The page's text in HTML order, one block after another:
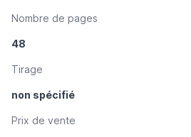
Nombre de pages
48
Tirage
non spécifié
Prix de vente